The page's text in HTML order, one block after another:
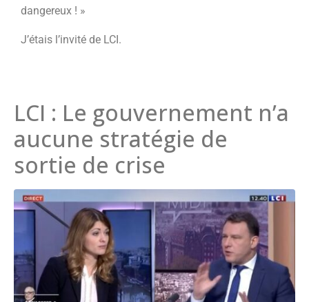
dangereux ! »
J’étais l’invité de LCI.
LCI : Le gouvernement n’a
aucune stratégie de
sortie de crise